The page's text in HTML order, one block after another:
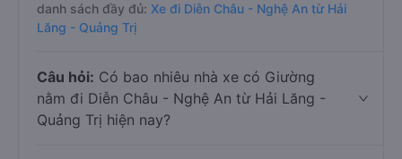
danh sách đầy đủ: Xe đi Diễn Châu - Nghệ An từ Hải
Lăng - Quảng Trị
Câu hỏi: Có bao nhiêu nhà xe có Giường
nằm đi Diễn Châu - Nghệ An từ Hải Lăng -
Quảng Trị hiện nay?